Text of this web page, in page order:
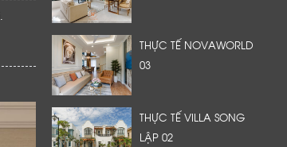
THỰC TẾ NOVAWORLD
03
THỰC TẾ VILLA SONG
LẬP 02